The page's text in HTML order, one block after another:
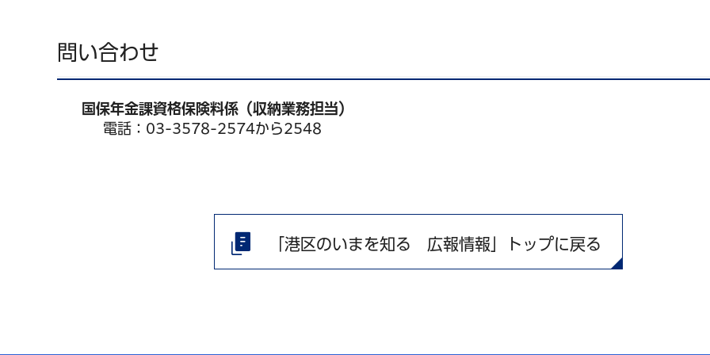
問い合わせ
国保年金課資格保険料係（収納業務担当）
電話：03-3578-2574から2548
「港区のいまを知る 広報情報」トップに戻る